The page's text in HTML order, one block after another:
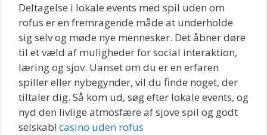
Deltagelse i lokale events med spil uden om
rofus er en fremragende måde at underholde
sig selv og møde nye mennesker. Det åbner døre
til et væld af muligheder for social interaktion,
læring og sjov. Uanset om du er en erfaren
spiller eller nybegynder, vil du finde noget, der
tiltaler dig. Så kom ud, søg efter lokale events, og
nyd den livlige atmosfære af sjove spil og godt
selskab! casino uden rofus